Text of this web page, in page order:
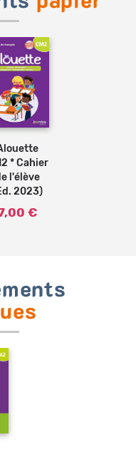
Ajouter
au
* Cahier
l'élève
2023)
€